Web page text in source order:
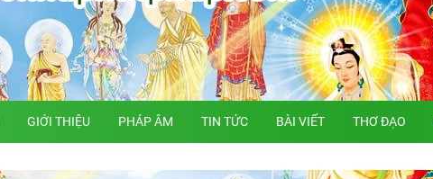
GIỚI THIỆU PHÁP ÂM TIN TỨC BÀI VIẾT THƠ ĐẠO